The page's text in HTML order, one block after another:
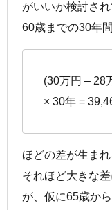
がいいか検討さ
60歳までの30年間
(30万円 – 28
× 30年 =
ほどの差が生ま
それほど大きな
が、仮に65歳か